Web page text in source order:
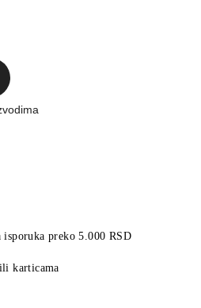
isporuka preko 5.000 RSD
karticama